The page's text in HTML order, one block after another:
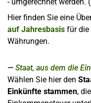
Hier finden Sie eine
auf Jahresbasis für die
Währungen.
Staat, aus dem die
Wählen Sie hier den
Einkünfte stammen,